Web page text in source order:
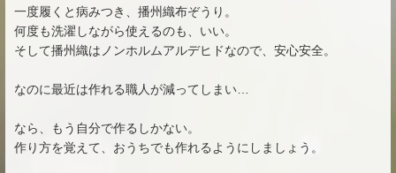
一度履くと病みつき、播州織布ぞうり。
何度も洗濯しながら使えるのも、いい。
そして播州織はノンホルムアルデヒドなので、安心安全。
なのに最近は作れる職人が減ってしまい…
なら、もう自分で作るしかない。
作り方を覚えて、おうちでも作れるようにしましょう。